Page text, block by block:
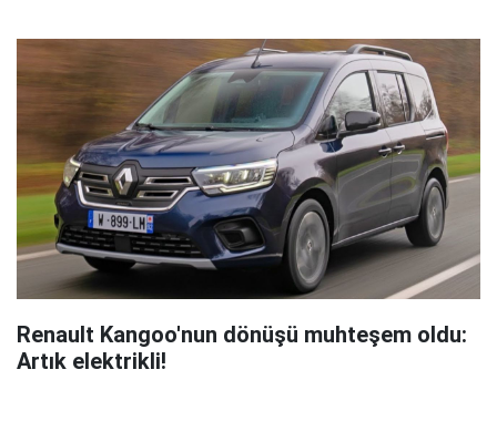
Renault Kangoo'nun dönüşü muhteşem oldu:
Artık elektrikli!